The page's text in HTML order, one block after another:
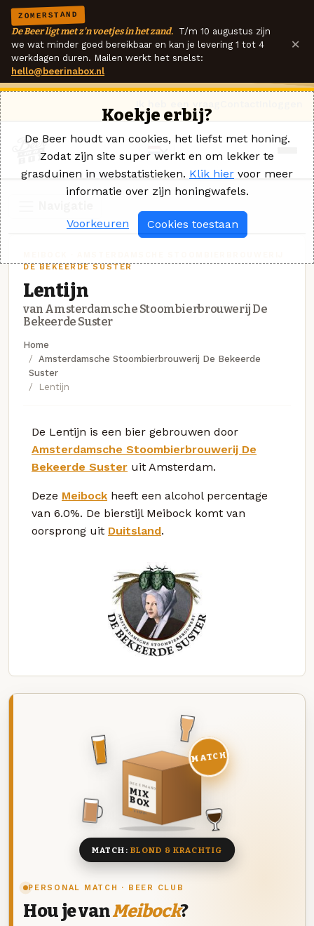
ZOMERSTAND
De Beer ligt met z'n voetjes in het zand. T/m 10 augustus zijn
we wat minder goed bereikbaar en kan je levering 1 tot 4
werkdagen duren. Mailen werkt het snelst:
hello@beerinabox.nl
×
DE BEKEERDE SUSTER
Lentijn
van Amsterdamsche Stoombierbrouwerij De
Bekeerde Suster
Home
Amsterdamsche Stoombierbrouwerij De Bekeerde
Suster
Lentijn
De Lentijn is een bier gebrouwen door
Amsterdamsche Stoombierbrouwerij De
Bekeerde Suster uit Amsterdam.
Deze Meibock heeft een alcohol percentage
van 6.0%. De bierstijl Meibock komt van
oorsprong uit Duitsland.
PERSONAL MATCH · BEER CLUB
Hou je vanMeibock?
DEZE MAAND
MIX
BOX
8 BIEREN
MATCH
MATCH: BLOND & KRACHTIG
Koekje erbij?
De Beer houdt van cookies, het liefst met honing.
Zodat zijn site super werkt en om lekker te
grasduinen in webstatistieken. Klik hier voor meer
informatie over zijn honingwafels.
Voorkeuren Cookies toestaan